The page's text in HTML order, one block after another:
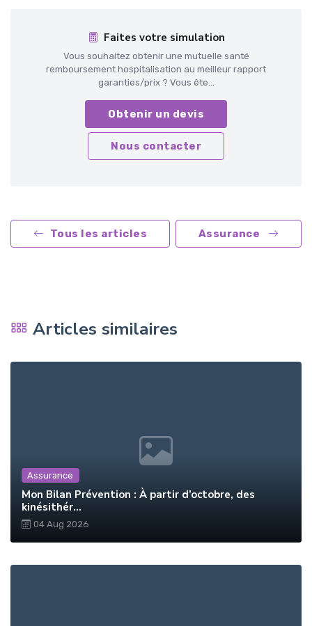
Faites votre simulation
Vous souhaitez obtenir une mutuelle santé
remboursement hospitalisation au meilleur rapport
garanties/prix ? Vous ête...
Obtenir un devis
Nous contacter
Tous les articles Assurance
Articles similaires
Assurance
Mon Bilan Prévention : À partir d’octobre, des
kinésithér...
04 Aug 2026